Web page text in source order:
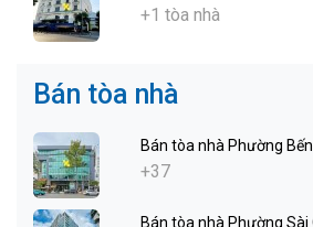
+1 tòa nhà
Bán tòa nhà
Bán tòa nhà Phường
+37
Bán tòa nhà Phường Sài